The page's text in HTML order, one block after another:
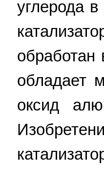
углерода
обладает
оксид